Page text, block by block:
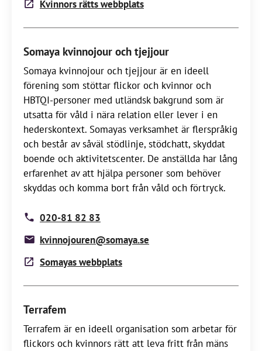
Kvinnors rätts webbplats
Somaya kvinnojour och tjejjour
Somaya kvinnojour och tjejjour är en ideell
förening som stöttar flickor och kvinnor och
HBTQI-personer med utländsk bakgrund som är
utsatta för våld i nära relation eller lever i en
hederskontext. Somayas verksamhet är flerspråkig
och består av såväl stödlinje, stödchatt, skyddat
boende och aktivitetscenter. De anställda har lång
erfarenhet av att hjälpa personer som behöver
skyddas och komma bort från våld och förtryck.
020-81 82 83
kvinnojouren@somaya.se
Somayas webbplats
Terrafem
Terrafem är en ideell organisation som arbetar för
flickors och kvinnors rätt att leva fritt från mäns